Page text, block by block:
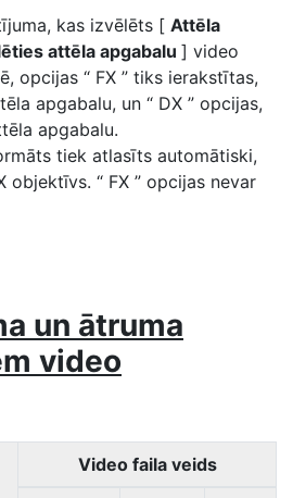
kas izvēlēts [ Attēla
attēla apgabalu ] video
opcijas “ FX ” tiks ierakstītas,
apgabalu, un “ DX ” opcijas,
apgabalu.
tiek atlasīts automātiski,
objektīvs. “ FX ” opcijas nevar
un ātruma
video
Video faila veids